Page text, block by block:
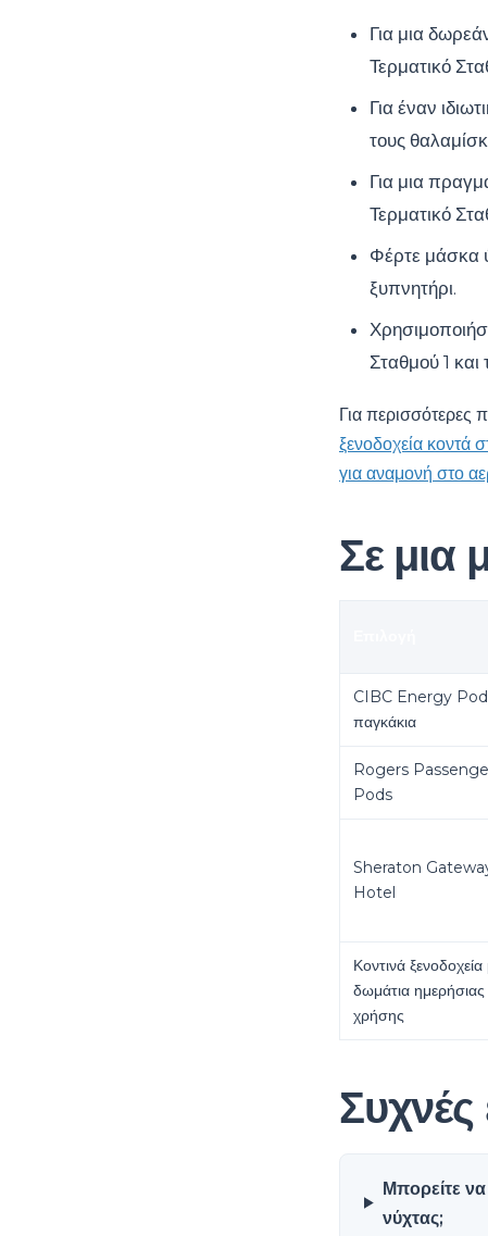
Για μια
Τερματικό
Για έναν
τους
Για μια
Τερματικό
Φέρτε μάσκα
ξυπνητήρι.
Σταθμού 1 και
Για περισσότερες
ξενοδοχεία κοντά
για αναμονή στο
Σε μια
CIBC Energy
παγκάκια
Rogers
Pods
Sheraton
Hotel
Κοντινά ξενοδοχεία
δωμάτια ημερήσιας
χρήσης
Συχνές
Μπορείτε
νύχτας;